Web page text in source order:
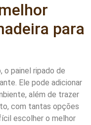
para
o painel ripado de
Ele pode adicionar
além de trazer
com tantas opções
escolher o melhor